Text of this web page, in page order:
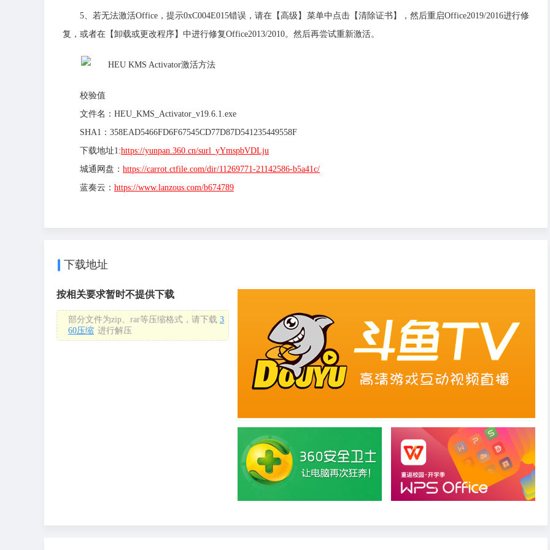
5、若无法激活Office，提示0xC004E015错误，请在【高级】菜单中点击【清除证书】，然后重启Office2019/2016进行修
复，或者在【卸载或更改程序】中进行修复Office2013/2010。然后再尝试重新激活。
校验值
文件名：HEU_KMS_Activator_v19.6.1.exe
SHA1：358EAD5466FD6F67545CD77D87D541235449558F
下载地址1:https://yunpan.360.cn/surl_yYmspbVDLju
城通网盘： https://carrot.ctfile.com/dir/11269771-21142586-b5a41c/
蓝奏云： https://www.lanzous.com/b674789
下载地址
按相关要求暂时不提供下载
部分文件为zip、rar等压缩格式，请下载 3
60压缩 进行解压